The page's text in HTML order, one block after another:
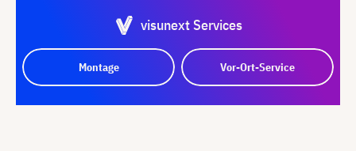
visunext Services
Montage Vor-Ort-Service